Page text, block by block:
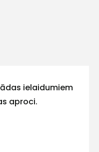
ielaidumiem
aproci.